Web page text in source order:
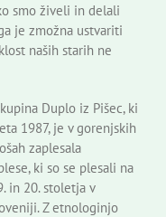
smo živeli in delali
je zmožna ustvariti
naših starih ne
Duplo iz Pišec, ki
1987, je v gorenjskih
zaplesala
ki so se plesali na
in 20. stoletja v
Z etnologinjo